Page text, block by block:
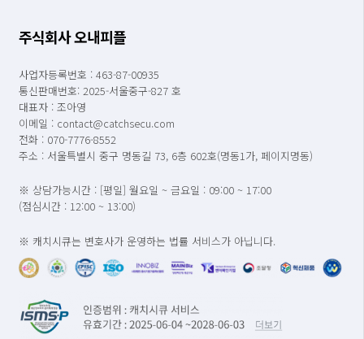
주식회사 오내피플
사업자등록번호 : 463-87-00935
통신판매번호: 2025-서울중구-827 호
대표자 : 조아영
이메일 : contact@catchsecu.com
전화 : 070-7776-8552
주소 : 서울특별시 중구 명동길 73, 6층 602호(명동1가, 페이지명동)
※ 상담가능시간 : [평일] 월요일 ~ 금요일 : 09:00 ~ 17:00
(점심시간 : 12:00 ~ 13:00)
※ 캐치시큐는 변호사가 운영하는 법률 서비스가 아닙니다.